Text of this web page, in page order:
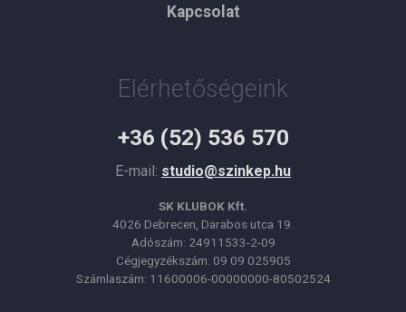
Kapcsolat
Elérhetőségeink
+36 (52) 536 570
E-mail: studio@szinkep.hu
SK KLUBOK Kft.
4026 Debrecen, Darabos utca 19.
Adószám: 24911533-2-09
Cégjegyzékszám: 09 09 025905
Számlaszám: 11600006-00000000-80502524